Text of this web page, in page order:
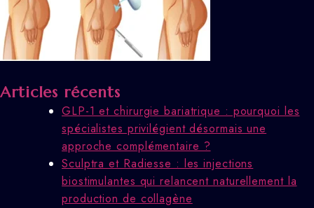
Articles récents
GLP-1 et chirurgie bariatrique : pourquoi les
spécialistes privilégient désormais une
approche complémentaire ?
Sculptra et Radiesse : les injections
biostimulantes qui relancent naturellement la
production de collagène